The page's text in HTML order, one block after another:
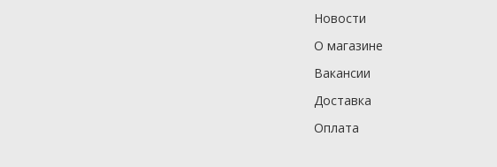
Новости
О магазине
Вакансии
Доставка
Оплата